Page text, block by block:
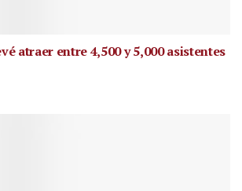
atraer entre 4,500 y 5,000 asistentes